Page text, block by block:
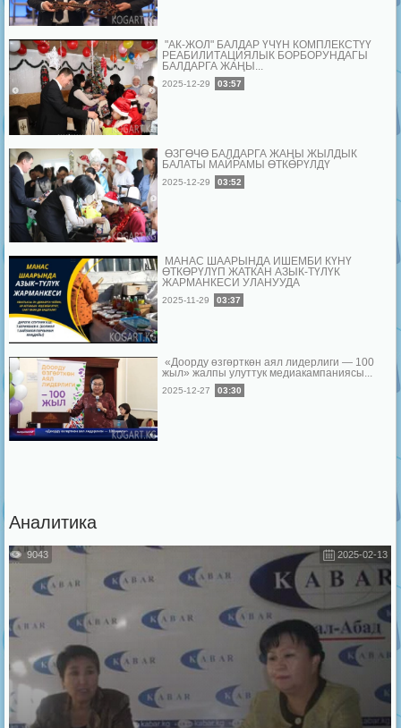
"АК-ЖОЛ" БАЛДАР ҮЧҮН КОМПЛЕКСТҮҮ
РЕАБИЛИТАЦИЯЛЫК БОРБОРУНДАГЫ
БАЛДАРГА ЖАҢЫ...
2025-12-29 03:57
ӨЗГӨЧӨ БАЛДАРГА ЖАҢЫ ЖЫЛДЫК
БАЛАТЫ МАЙРАМЫ ӨТКӨРҮЛДҮ
2025-12-29 03:52
МАНАС ШААРЫНДА ИШЕМБИ КҮНҮ
ӨТКӨРҮЛҮП ЖАТКАН АЗЫК-ТҮЛҮК
ЖАРМАНКЕСИ УЛАНУУДА
2025-11-29 03:37
«Доорду өзгөрткөн аял лидерлиги — 100
жыл» жалпы улуттук медиакампаниясы...
2025-12-27 03:30
Аналитика
2025-02-13
9043